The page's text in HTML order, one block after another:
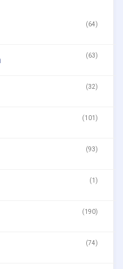
(64)
(63)
(32)
(101)
(93)
(1)
(190)
(74)